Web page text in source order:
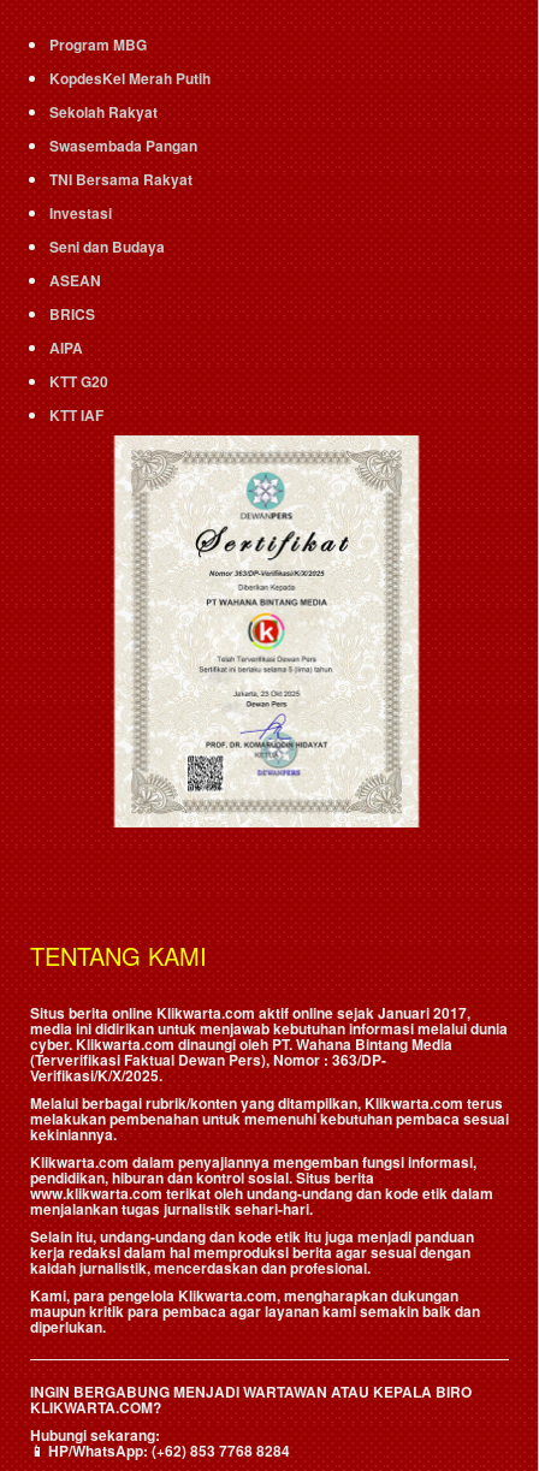
Program MBG
KopdesKel Merah Putih
Sekolah Rakyat
Swasembada Pangan
TNI Bersama Rakyat
Investasi
Seni dan Budaya
ASEAN
BRICS
AIPA
KTT G20
KTT IAF
TENTANG KAMI
Situs berita online Klikwarta.com aktif online sejak Januari 2017,
media ini didirikan untuk menjawab kebutuhan informasi melalui dunia
cyber. Klikwarta.com dinaungi oleh PT. Wahana Bintang Media
(Terverifikasi Faktual Dewan Pers), Nomor : 363/DP-
Verifikasi/K/X/2025.
Melalui berbagai rubrik/konten yang ditampilkan, Klikwarta.com terus
melakukan pembenahan untuk memenuhi kebutuhan pembaca sesuai
kekiniannya.
Klikwarta.com dalam penyajiannya mengemban fungsi informasi,
pendidikan, hiburan dan kontrol sosial. Situs berita
www.klikwarta.com terikat oleh undang-undang dan kode etik dalam
menjalankan tugas jurnalistik sehari-hari.
Selain itu, undang-undang dan kode etik itu juga menjadi panduan
kerja redaksi dalam hal memproduksi berita agar sesuai dengan
kaidah jurnalistik, mencerdaskan dan profesional.
Kami, para pengelola Klikwarta.com, mengharapkan dukungan
maupun kritik para pembaca agar layanan kami semakin baik dan
diperlukan.
INGIN BERGABUNG MENJADI WARTAWAN ATAU KEPALA BIRO
KLIKWARTA.COM?
Hubungi sekarang:
📱HP/WhatsApp:(+62) 853 7768 8284